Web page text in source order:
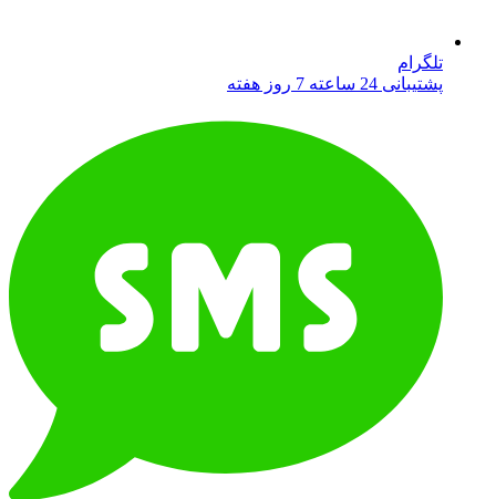
تلگرام
پشتیبانی 24 ساعته 7 روز هفته